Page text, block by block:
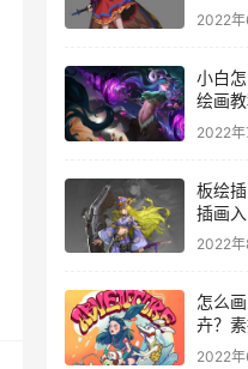
2022年
小白
绘画教
2022年
板绘
插画
2022年
怎么
卉？
2022年